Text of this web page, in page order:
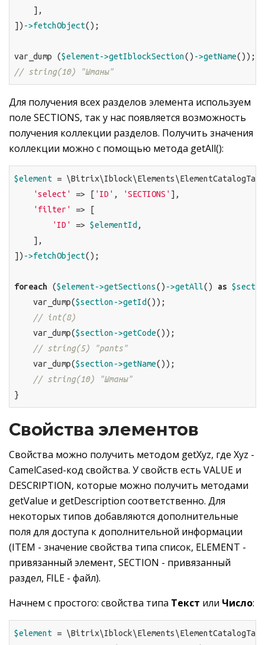
    ],
]) ->fetchObject();
var_dump ($element->getIblockSection() ->getName
// string(10) "Штаны"
Для получения всех разделов элемента используем
поле SECTIONS, так у нас появляется возможность
получения коллекции разделов. Получить значения
коллекции можно с помощью метода getAll():
$element =
'select'
=> [ 'ID' , 'SECTIONS' ],
'filter'
=> [
'ID'
=> $elementId ,
    ],
]) ->fetchObject();
foreach ($element->getSections() ->getAll() as
    var_dump(
$section ->getId());
// int(8)
    var_dump(
$section ->getCode());
// string(5) "pants"
    var_dump(
$section ->getName());
// string(10) "Штаны"
}
Свойства элементов
Свойства можно получить методом getXyz, где Xyz -
CamelCased-код свойства. У свойств есть VALUE и
DESCRIPTION, которые можно получить методами
getValue и getDescription соответственно. Для
некоторых типов добавляются дополнительные
поля для доступа к дополнительной информации
(ITEM - значение свойства типа список, ELEMENT -
привязанный элемент, SECTION - привязанный
раздел, FILE - файл).
Начнем с простого: свойства типа Текст или Число:
$element =